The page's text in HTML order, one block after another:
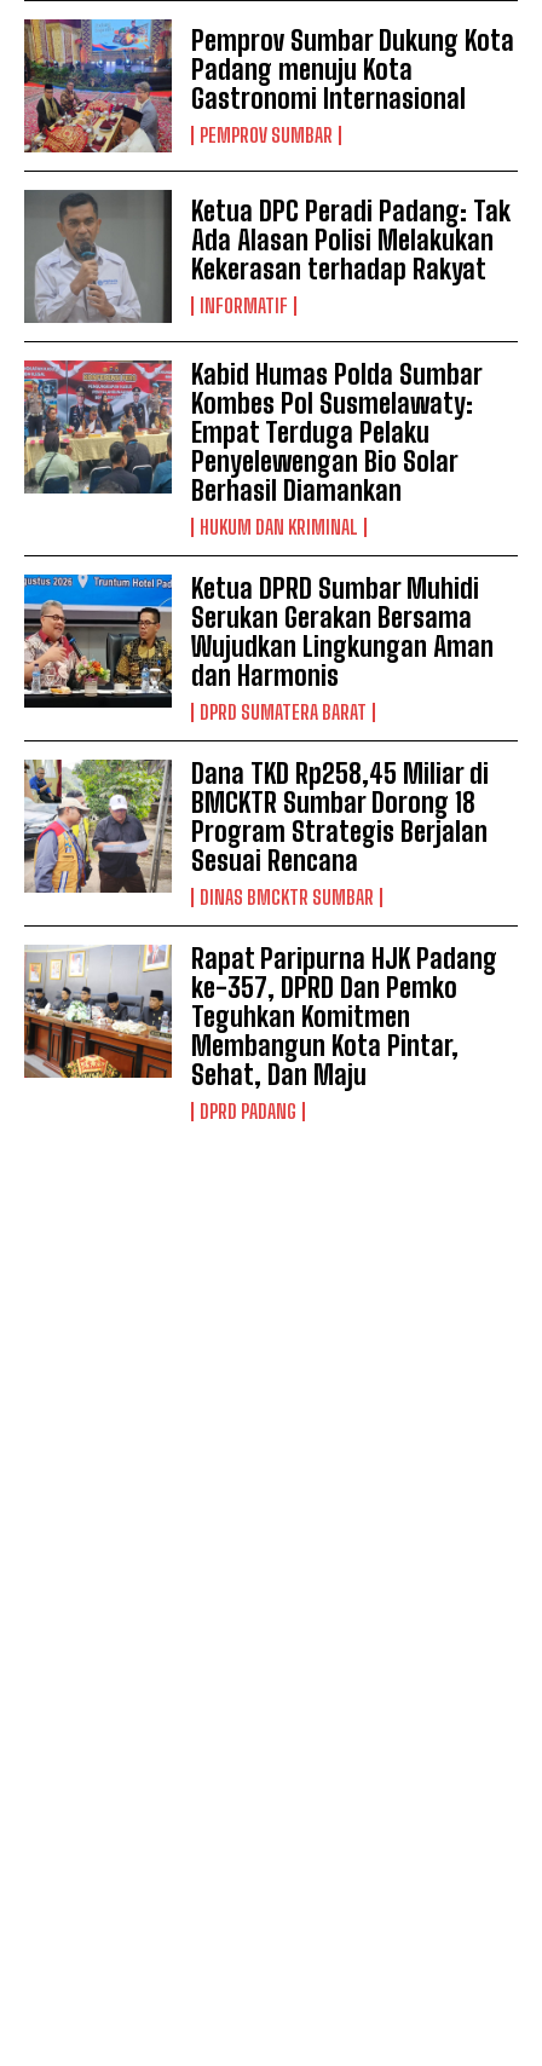
Pemprov Sumbar Dukung Kota
Padang menuju Kota
Gastronomi Internasional
PEMPROV SUMBAR
Ketua DPC Peradi Padang: Tak
Ada Alasan Polisi Melakukan
Kekerasan terhadap Rakyat
INFORMATIF
Kabid Humas Polda Sumbar
Kombes Pol Susmelawaty:
Empat Terduga Pelaku
Penyelewengan Bio Solar
Berhasil Diamankan
HUKUM DAN KRIMINAL
Ketua DPRD Sumbar Muhidi
Serukan Gerakan Bersama
Wujudkan Lingkungan Aman
dan Harmonis
DPRD SUMATERA BARAT
Dana TKD Rp258,45 Miliar di
BMCKTR Sumbar Dorong 18
Program Strategis Berjalan
Sesuai Rencana
DINAS BMCKTR SUMBAR
Rapat Paripurna HJK Padang
ke-357, DPRD Dan Pemko
Teguhkan Komitmen
Membangun Kota Pintar,
Sehat, Dan Maju
DPRD PADANG